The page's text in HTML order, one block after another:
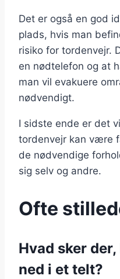
Det er også en god
plads, hvis man
risiko for tordenvejr.
en nødtelefon og at
man vil evakuere
nødvendigt.
I sidste ende er det
tordenvejr kan være
de nødvendige
sig selv og andre.
Ofte
Hvad sker
ned i et telt?